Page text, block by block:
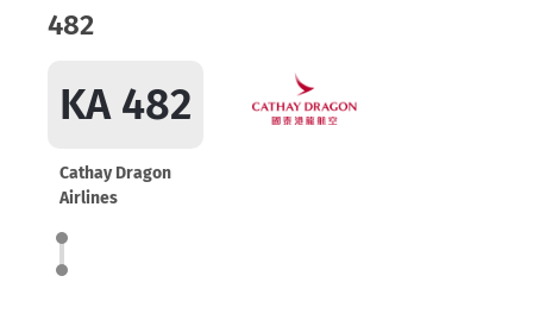
482
KA 482
Cathay Dragon
Airlines